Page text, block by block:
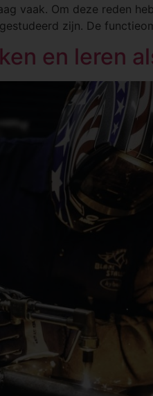
vaak. Om deze reden
zijn. De
en leren